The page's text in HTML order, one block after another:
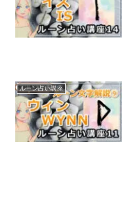
ルーン占い講座